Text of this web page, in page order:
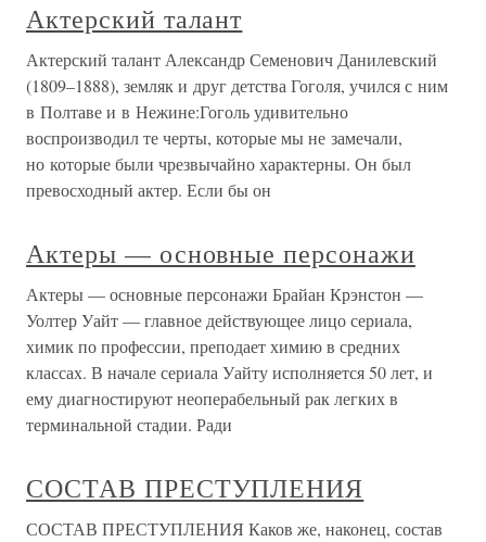
Актерский талант
Актерский талант Александр Семенович Данилевский
(1809–1888), земляк и друг детства Гоголя, учился с ним
в Полтаве и в Нежине:Гоголь удивительно
воспроизводил те черты, которые мы не замечали,
но которые были чрезвычайно характерны. Он был
превосходный актер. Если бы он
Актеры — основные персонажи
Актеры — основные персонажи Брайан Крэнстон —
Уолтер Уайт — главное действующее лицо сериала,
химик по профессии, преподает химию в средних
классах. В начале сериала Уайту исполняется 50 лет, и
ему диагностируют неоперабельный рак легких в
терминальной стадии. Ради
СОСТАВ ПРЕСТУПЛЕНИЯ
СОСТАВ ПРЕСТУПЛЕНИЯ Каков же, наконец, состав